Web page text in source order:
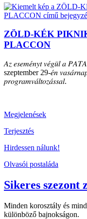
ZÖLD-KÉK
PLACCON
𝐴𝑧 𝑒𝑠𝑒𝑚𝑒́𝑛𝑦𝑡 𝑣𝑒́𝑔𝑢̈𝑙 𝑎
szeptember 29-𝑒́𝑛 𝑣𝑎𝑠𝑎́𝑟𝑛𝑎𝑝
𝑝𝑟𝑜𝑔𝑟𝑎𝑚𝑣𝑎́𝑙𝑡𝑜𝑧𝑎́𝑠𝑠𝑎𝑙.
Megjelenések
Terjesztés
Hirdessen nálunk!
Olvasói postaláda
Sikeres szezont
Minden korosztály és
különböző bajnokságon.